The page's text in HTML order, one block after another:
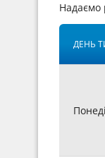
Надаємо
ДЕНЬ